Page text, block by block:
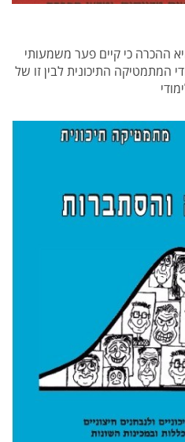
ההכרה כי קיים פער משמעותי
המתמטיקה התיכונית לבין זו של